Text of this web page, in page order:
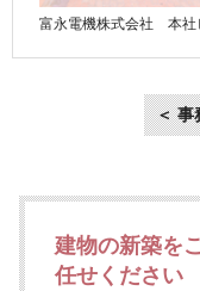
富永電機株式会社 本社
＜ 事
建物の新築を
任せください